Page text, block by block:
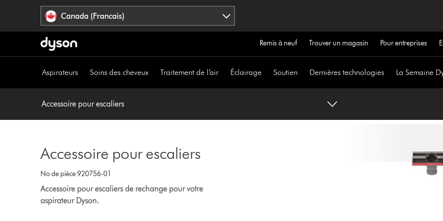
sauter
l’accessibilité
Canada (Francais)
Remis à neuf Trouver un magasin Pour entreprises
Aspirateurs Soins des cheveux Traitement de l’air Éclairage Soutien Dernières technologies La Semaine
Accessoire pour escaliers
Accessoire pour escaliers
No de pièce 920756-01
Accessoire pour escaliers de rechange pour votre
aspirateur Dyson.